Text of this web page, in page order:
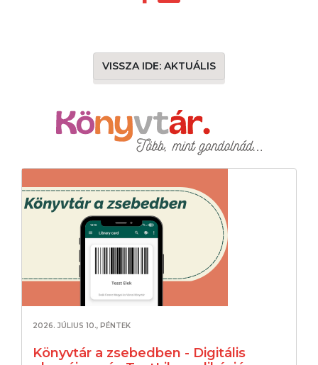
VISSZA IDE: AKTUÁLIS
2026. JÚLIUS 10., PÉNTEK
Könyvtár a zsebedben - Digitális